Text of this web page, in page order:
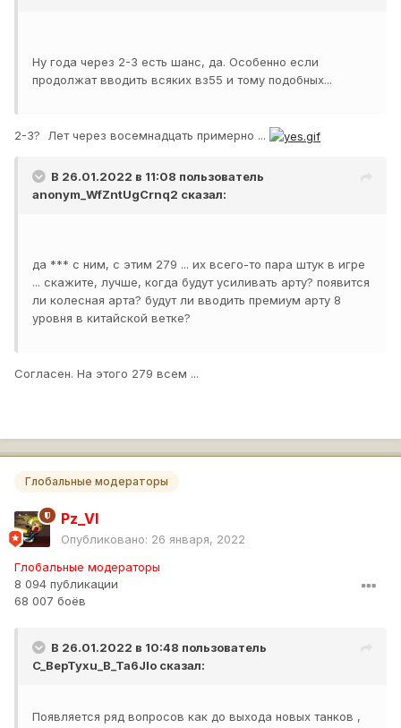
Ну года через 2-3 есть шанс, да. Особенно если
продолжат вводить всяких вз55 и тому подобных...
2-3? Лет через восемнадцать примерно ...
В 26.01.2022 в 11:08 пользователь
anonym_WfZntUgCrnq2 сказал:
да *** с ним, с этим 279 ... их всего-то пара штук в игре
... скажите, лучше, когда будут усиливать арту? появится
ли колесная арта? будут ли вводить премиум арту 8
уровня в китайской ветке?
Согласен. На этого 279 всем ...
Глобальные модераторы
Pz_VI
Опубликовано: 26 января, 2022
Глобальные модераторы
8 094 публикации
68 007 боёв
В 26.01.2022 в 10:48 пользователь
C_BepTyxu_B_Ta6Jlo сказал:
Появляется ряд вопросов как до выхода новых танков ,